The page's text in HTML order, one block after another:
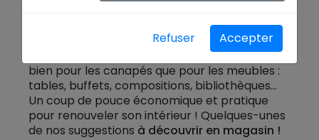
manger devenait plus simple que prévu ? On
reprend votre ancien mobilier jusqu'à 2000€
Ça marche aussi
bien pour les canapés que pour les meubles :
tables, buffets, compositions, bibliothèques...
Un coup de pouce économique et pratique
pour renouveler son intérieur ! Quelques-unes
de nos suggestions à découvrir en magasin !
Refuser Accepter